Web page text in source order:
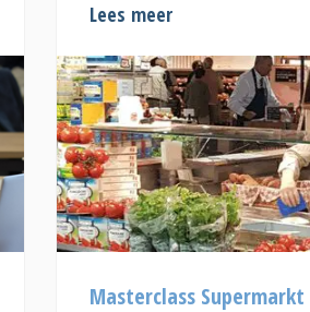
Lees meer
Masterclass Supermarkt